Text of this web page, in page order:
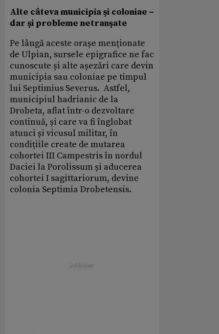
Alte câteva municipia şi coloniae –
dar şi probleme netranşate
Pe lângă aceste orașe menționate
de Ulpian, sursele epigrafice ne fac
cunoscute și alte așezări care devin
municipia sau coloniae pe timpul
lui Septimius Severus. Astfel,
municipiul hadrianic de la
Drobeta, aflat într-o dezvoltare
continuă, și care va fi înglobat
atunci și vicusul militar, în
condițiile create de mutarea
cohortei III Campestris în nordul
Daciei la Porolissum și aducerea
cohortei I sagittariorum, devine
colonia Septimia Drobetensis.